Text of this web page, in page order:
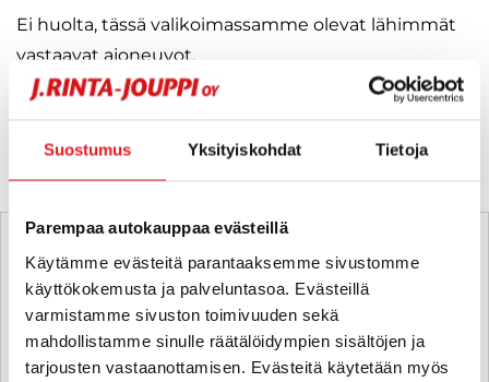
Suostumus Yksityiskohdat Tietoja
Parempaa autokauppaa evästeillä
Käytämme evästeitä parantaaksemme sivustomme
käyttökokemusta ja palveluntasoa. Evästeillä
varmistamme sivuston toimivuuden sekä
mahdollistamme sinulle räätälöidympien sisältöjen ja
tarjousten vastaanottamisen. Evästeitä käytetään myös
Ei huolta, tässä valikoimassamme olevat lähimmät
vastaavat ajoneuvot.